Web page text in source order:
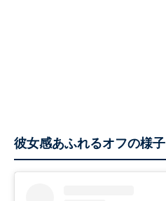
彼女感あふれるオフの様子